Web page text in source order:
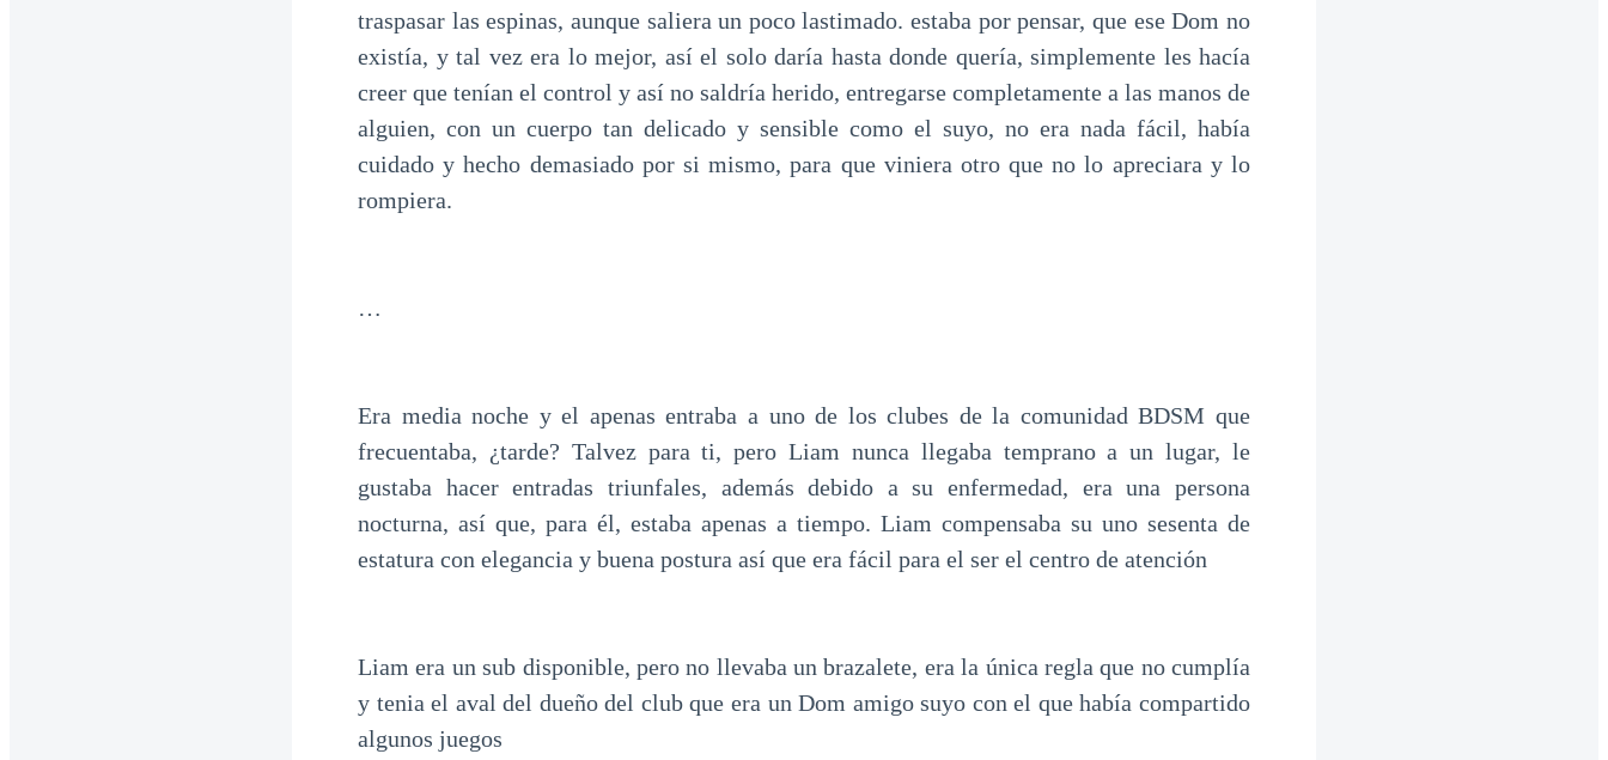
traspasar las espinas, aunque saliera un poco lastimado. estaba por pensar, que ese Dom no
existía, y tal vez era lo mejor, así el solo daría hasta donde quería, simplemente les hacía
creer que tenían el control y así no saldría herido, entregarse completamente a las manos de
alguien, con un cuerpo tan delicado y sensible como el suyo, no era nada fácil, había
cuidado y hecho demasiado por si mismo, para que viniera otro que no lo apreciara y lo
rompiera.
…
Era media noche y el apenas entraba a uno de los clubes de la comunidad BDSM que
frecuentaba, ¿tarde? Talvez para ti, pero Liam nunca llegaba temprano a un lugar, le
gustaba hacer entradas triunfales, además debido a su enfermedad, era una persona
nocturna, así que, para él, estaba apenas a tiempo. Liam compensaba su uno sesenta de
estatura con elegancia y buena postura así que era fácil para el ser el centro de atención
Liam era un sub disponible, pero no llevaba un brazalete, era la única regla que no cumplía
y tenia el aval del dueño del club que era un Dom amigo suyo con el que había compartido
algunos juegos